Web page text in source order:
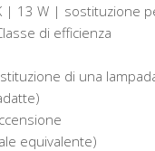
| 13 W | sostituzione
di efficienza
di una
equivalente)